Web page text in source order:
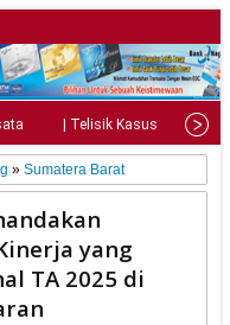
| Telisik Kasus |
»Sumatera Barat
yang
TA 2025 di